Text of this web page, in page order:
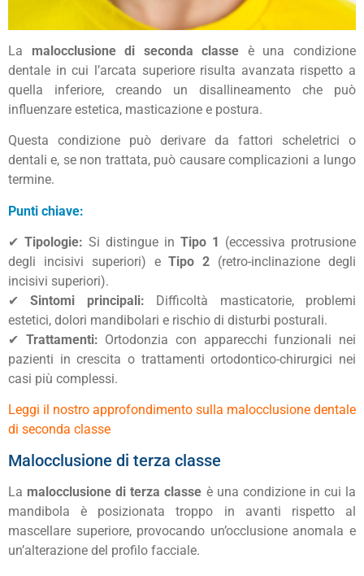
La malocclusione di seconda classe è una condizione
dentale in cui l’arcata superiore risulta avanzata rispetto a
quella inferiore, creando un disallineamento che può
influenzare estetica, masticazione e postura.
Questa condizione può derivare da fattori scheletrici o
dentali e, se non trattata, può causare complicazioni a lungo
termine.
Punti chiave:
✔ Tipologie: Si distingue in Tipo 1 (eccessiva protrusione
degli incisivi superiori) eTipo 2 (retro-inclinazione degli
incisivi superiori).
✔Sintomi principali: Difficoltà masticatorie, problemi
estetici, dolori mandibolari e rischio di disturbi posturali.
✔ Trattamenti: Ortodonzia con apparecchi funzionali nei
pazienti in crescita o trattamenti ortodontico-chirurgici nei
casi più complessi.
Leggi il nostro approfondimento sulla malocclusione dentale
di seconda classe
Malocclusione di terza classe
La malocclusione di terza classe è una condizione in cui la
mandibola è posizionata troppo in avanti rispetto al
mascellare superiore, provocando un’occlusione anomala e
un’alterazione del profilo facciale.